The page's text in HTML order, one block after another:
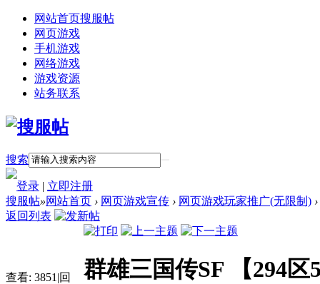
网站首页搜服帖
网页游戏
手机游戏
网络游戏
游戏资源
站务联系
搜索
登录 | 立即注册
搜服帖»网站首页 › 网页游戏宣传 › 网页游戏玩家推广(无限制) ›
返回列表
查看: 3851 |回
群雄三国传SF 【294